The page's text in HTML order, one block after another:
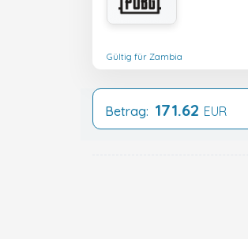
Gültig für Zambia
Betrag: 171.62 EUR